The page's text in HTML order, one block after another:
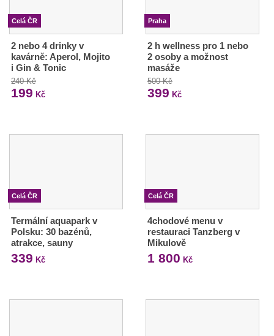
Celá ČR
2 nebo 4 drinky v
kavárně: Aperol, Mojito
i Gin & Tonic
240 Kč
199 Kč
Praha
2 h wellness pro 1 nebo
2 osoby a možnost
masáže
500 Kč
399 Kč
Celá ČR
Termální aquapark v
Polsku: 30 bazénů,
atrakce, sauny
339 Kč
Celá ČR
4chodové menu v
restauraci Tanzberg v
Mikulově
1 800 Kč